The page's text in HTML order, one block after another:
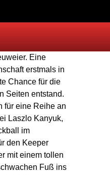
Eine
erstmals in
Chance für die
Seiten entstand.
für eine Reihe an
Laszlo Kanyuk,
im
den Keeper
mit einem tollen
Fuß ins